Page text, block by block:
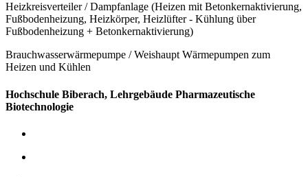
Heizkreisverteiler / Dampfanlage (Heizen mit Betonkernaktivierung,
Fußbodenheizung, Heizkörper, Heizlüfter - Kühlung über
Fußbodenheizung + Betonkernaktivierung)
Brauchwasserwärmepumpe / Weishaupt Wärmepumpen zum
Heizen und Kühlen
Hochschule Biberach, Lehrgebäude Pharmazeutische
Biotechnologie